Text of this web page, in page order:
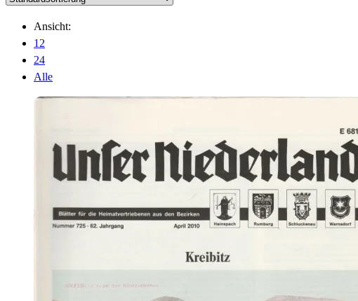
Ansicht:
12
24
Alle